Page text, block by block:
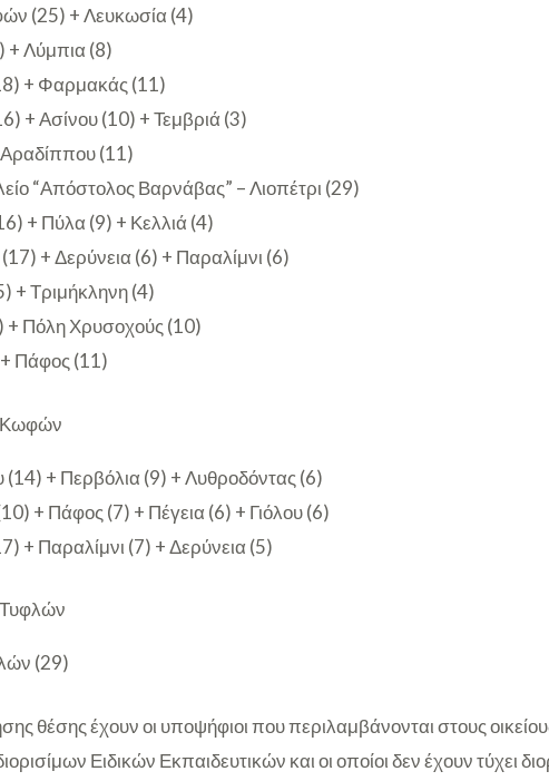
(25) + Λευκωσία (4)
+ Λύμπια (8)
+ Φαρμακάς (11)
+ Ασίνου (10) + Τεμβριά (3)
Αραδίππου (11)
“Απόστολος Βαρνάβας” – Λιοπέτρι (29)
+ Πύλα (9) + Κελλιά (4)
+ Δερύνεια (6) + Παραλίμνι (6)
+ Τριμήκληνη (4)
+ Πόλη Χρυσοχούς (10)
Πάφος (11)
Κωφών
+ Περβόλια (9) + Λυθροδόντας (6)
+ Πάφος (7) + Πέγεια (6) + Γιόλου (6)
+ Παραλίμνι (7) + Δερύνεια (5)
Τυφλών
(29)
θέσης έχουν οι υποψήφιοι που περιλαμβάνονται στους
Ειδικών Εκπαιδευτικών και οι οποίοι δεν έχουν τύχει